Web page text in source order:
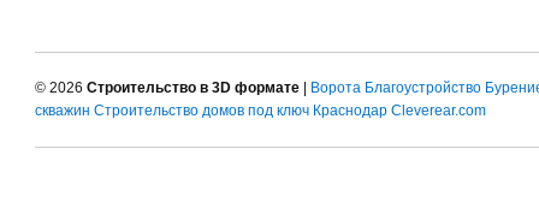
© 2026 Строительство в 3D формате | Ворота Благоустройство
скважин Строительство домов под ключ Краснодар Cleverear.com